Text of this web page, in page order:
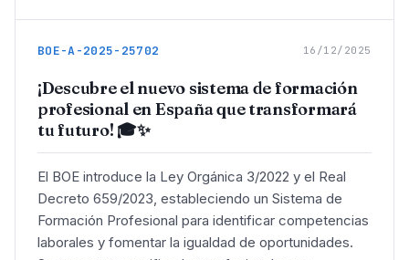
BOE-A-2025-25702 16/12/2025
¡Descubre el nuevo sistema de formación
profesional en España que transformará
tu futuro! 🎓✨
El BOE introduce la Ley Orgánica 3/2022 y el Real
Decreto 659/2023, estableciendo un Sistema de
Formación Profesional para identificar competencias
laborales y fomentar la igualdad de oportunidades.